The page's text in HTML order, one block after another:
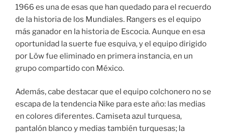
1966 es una de esas que han quedado para el recuerdo
de la historia de los Mundiales. Rangers es el equipo
más ganador en la historia de Escocia. Aunque en esa
oportunidad la suerte fue esquiva, y el equipo dirigido
por Löw fue eliminado en primera instancia, en un
grupo compartido con México.
Además, cabe destacar que el equipo colchonero no se
escapa de la tendencia Nike para este año: las medias
en colores diferentes. Camiseta azul turquesa,
pantalón blanco y medias también turquesas; la